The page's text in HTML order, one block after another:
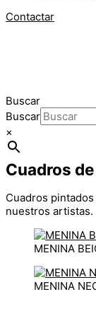
Contactar
Buscar
Buscar
×
Cuadros
Cuadros
nuestros
MENINA
MENINA